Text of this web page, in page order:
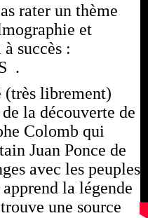
rater un thème
et
à succès :
.
(très librement)
la découverte de
Colomb qui
Juan Ponce de
avec les peuples
la légende
une source